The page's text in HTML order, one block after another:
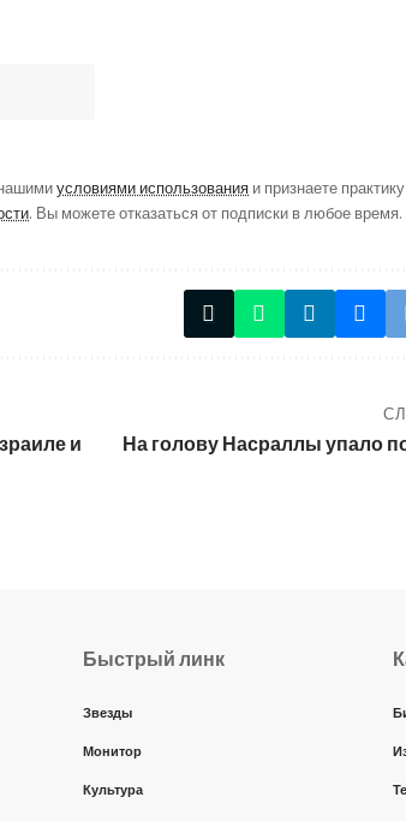
условиями использования и признаете
. Вы можете отказаться от подписки в любое время.
и
На голову Насраллы упало
Быстрый линк
Звезды
Монитор
Культура